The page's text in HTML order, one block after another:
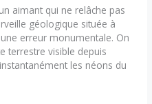
aimant qui ne relâche pas
géologique située à
erreur monumentale. On
terrestre visible depuis
les néons du